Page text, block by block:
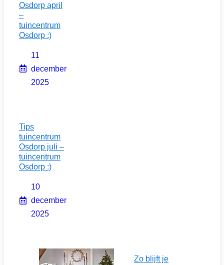
Osdorp april
–
tuincentrum
Osdorp :)
11
december
2025
Tips
tuincentrum
Osdorp juli –
tuincentrum
Osdorp :)
10
december
2025
Zo blijft je